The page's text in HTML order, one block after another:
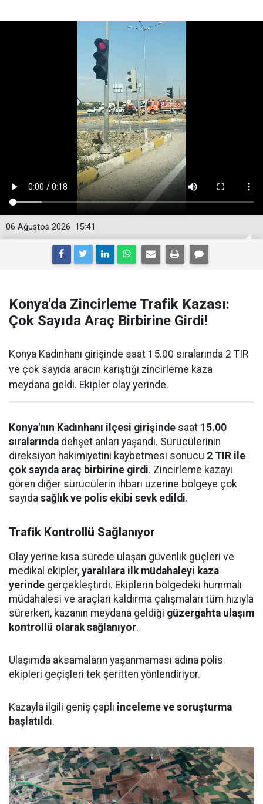
15:41
06 Ağustos 2026
Konya'da Zincirleme Trafik Kazası:
Çok Sayıda Araç Birbirine Girdi!
Konya Kadınhanı girişinde saat 15.00 sıralarında 2 TIR
ve çok sayıda aracın karıştığı zincirleme kaza
meydana geldi. Ekipler olay yerinde.
Konya'nın Kadınhanı ilçesi girişinde saat 15.00
sıralarında dehşet anları yaşandı. Sürücülerinin
direksiyon hakimiyetini kaybetmesi sonucu 2 TIR ile
çok sayıda araç birbirine girdi. Zincirleme kazayı
gören diğer sürücülerin ihbarı üzerine bölgeye çok
sayıda sağlık ve polis ekibi sevk edildi.
Trafik Kontrollü Sağlanıyor
Olay yerine kısa sürede ulaşan güvenlik güçleri ve
medikal ekipler, yaralılara ilk müdahaleyi kaza
yerinde gerçekleştirdi. Ekiplerin bölgedeki hummalı
müdahalesi ve araçları kaldırma çalışmaları tüm hızıyla
sürerken, kazanın meydana geldiği güzergahta ulaşım
kontrollü olarak sağlanıyor.
Ulaşımda aksamaların yaşanmaması adına polis
ekipleri geçişleri tek şeritten yönlendiriyor.
Kazayla ilgili geniş çaplı inceleme ve soruşturma
başlatıldı.